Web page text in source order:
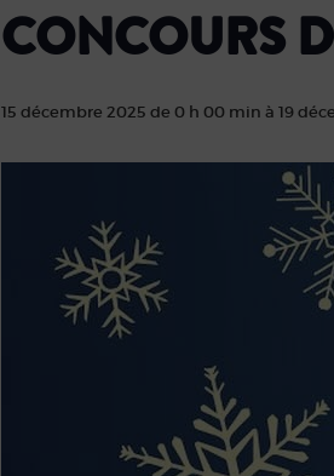
CONCOURS
15 décembre 2025 de 0 h 00 min à 19